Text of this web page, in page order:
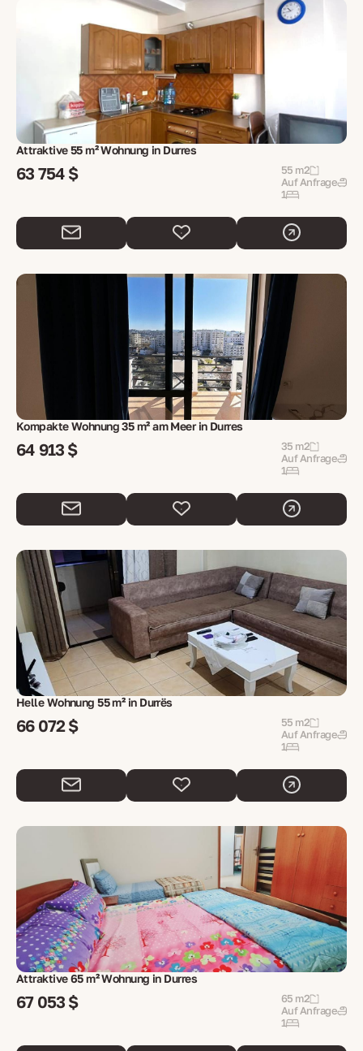
Attraktive 55 m² Wohnung in Durres
63 754 $
55 m2
Auf Anfrage
1
Kompakte Wohnung 35 m² am Meer in Durres
64 913 $
35 m2
Auf Anfrage
1
Helle Wohnung 55 m² in Durrës
66 072 $
55 m2
Auf Anfrage
1
Attraktive 65 m² Wohnung in Durres
67 053 $
65 m2
Auf Anfrage
1